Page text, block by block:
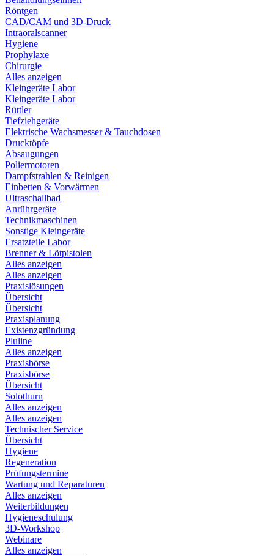
Röntgen
CAD/CAM und 3D-Druck
Intraoralscanner
Hygiene
Prophylaxe
Chirurgie
Alles anzeigen
Kleingeräte Labor
Kleingeräte Labor
Rüttler
Tiefziehgeräte
Elektrische Wachsmesser & Tauchdosen
Drucktöpfe
Absaugungen
Poliermotoren
Dampfstrahlen & Reinigen
Einbetten & Vorwärmen
Ultraschallbad
Anrührgeräte
Technikmaschinen
Sonstige Kleingeräte
Ersatzteile Labor
Brenner & Lötpistolen
Alles anzeigen
Alles anzeigen
Praxislösungen
Übersicht
Übersicht
Praxisplanung
Existenzgründung
Pluline
Alles anzeigen
Praxisbörse
Praxisbörse
Übersicht
Solothurn
Alles anzeigen
Alles anzeigen
Technischer Service
Übersicht
Hygiene
Regeneration
Prüfungstermine
Wartung und Reparaturen
Alles anzeigen
Weiterbildungen
Hygieneschulung
3D-Workshop
Webinare
Alles anzeigen